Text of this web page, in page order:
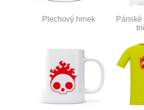
Plechový hrnek